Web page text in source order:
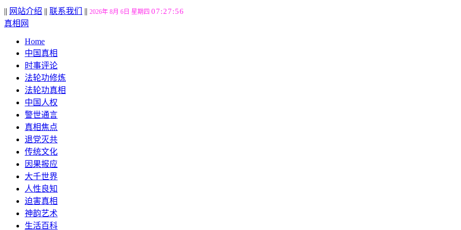
|| 网站介绍 || 联系我们 || 2026年 8月 6日 星期四 07:27:57
真相网
Home
中国真相
时事评论
法轮功修炼
法轮功真相
中国人权
警世通言
真相焦点
退党灭共
传统文化
因果报应
大千世界
人性良知
迫害真相
神韵艺术
生活百科